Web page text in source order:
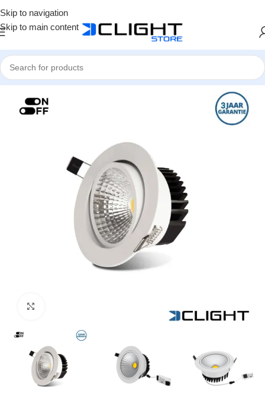
Skip to navigation
Skip to main content
Home LED Spots Spotlight